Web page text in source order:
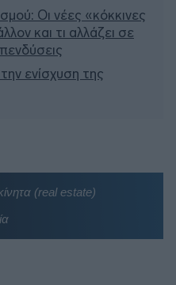
Οι νέες «κόκκινες
και τι αλλάζει σε
ενίσχυση της
(real estate)